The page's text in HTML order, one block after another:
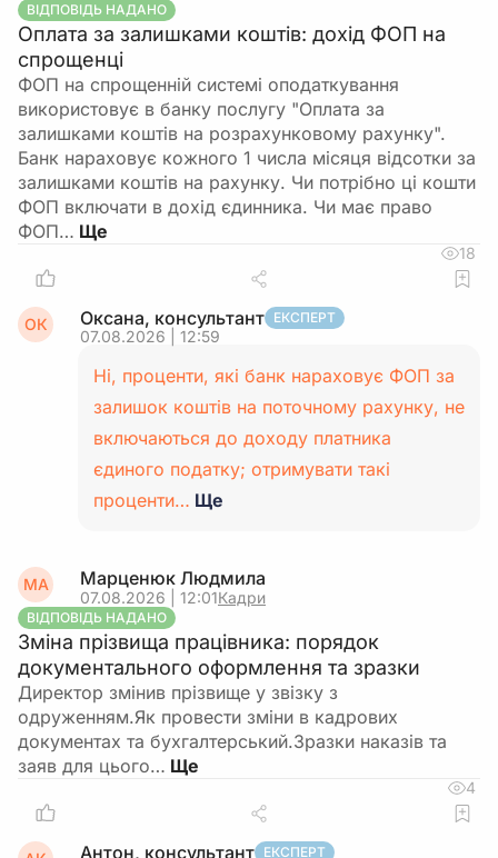
ВІДПОВІДЬ НАДАНО
Оплата за залишками коштів: дохід ФОП на
спрощенці
ФОП на спрощенній системі оподаткування
використовує в банку послугу "Оплата за
залишками коштів на розрахунковому рахунку".
Банк нараховує кожного 1 числа місяця відсотки за
залишками коштів на рахунку. Чи потрібно ці кошти
ФОП включати в дохід єдинника. Чи має право
ФОП…
18
ОК Оксана, консультант ЕКСПЕРТ
07.08.2026 | 12:59
Ні, проценти, які банк нараховує ФОП за
залишок коштів на поточному рахунку, не
включаються до доходу платника
єдиного податку; отримувати такі
проценти… Ще
МА Марценюк Людмила
07.08.2026 | 12:01Кадри
ВІДПОВІДЬ НАДАНО
Зміна прізвища працівника: порядок
документального оформлення та зразки
Директор змінив прізвище у звізку з
одруженням.Як провести зміни в кадрових
документах та бухгалтерський.Зразки наказів та
заяв для цього…
4
Антон, консультант ЕКСПЕРТ